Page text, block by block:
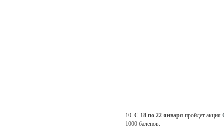
10. С 18 по 22 января пройдет акция
1000 баленов.